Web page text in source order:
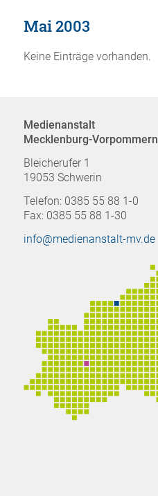
Mai 2003
Keine Einträge vorhanden.
Medienanstalt
Mecklenburg-Vorpommern
Bleicherufer 1
19053 Schwerin
Telefon: 0385 55 88 1-0
Fax: 0385 55 88 1-30
info@medienanstalt-mv.de